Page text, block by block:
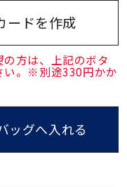
ードを作成
方は、上記のボタ
い。※別途330円かか
ッグへ入れる